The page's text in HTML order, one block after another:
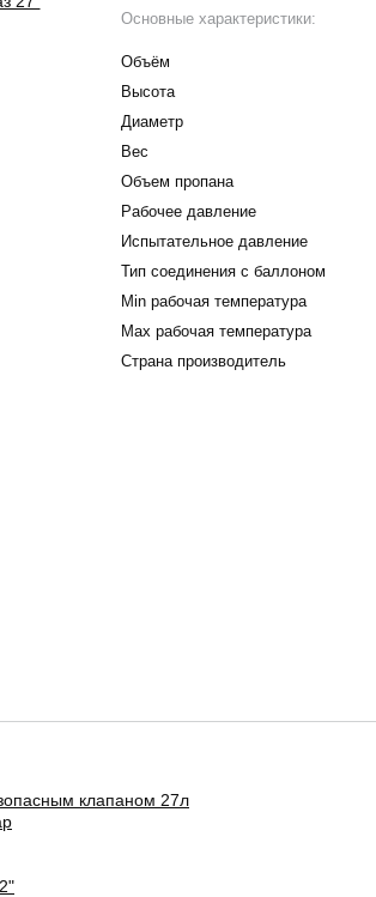
Основные характеристики:
Объём
Высота
Диаметр
Вес
Объем пропана
Рабочее давление
Испытательное давление
Тип соединения с баллоном
Мin рабочая температура
Мax рабочая температура
Страна производитель
клапаном 27л